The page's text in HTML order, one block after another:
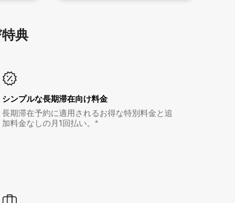
典
シンプルな長期滞在向け料金
長期滞在予約に適用されるお得な特別料金と追
加料金なしの月1回払い。*